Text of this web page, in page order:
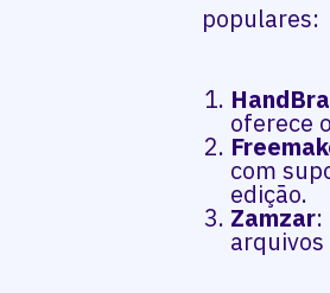
populares:
oferece
com
edição.
Zamzar